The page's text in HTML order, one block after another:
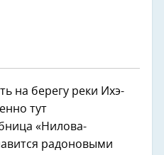
на берегу реки Ихэ-
тут
«Нилова-
радоновыми